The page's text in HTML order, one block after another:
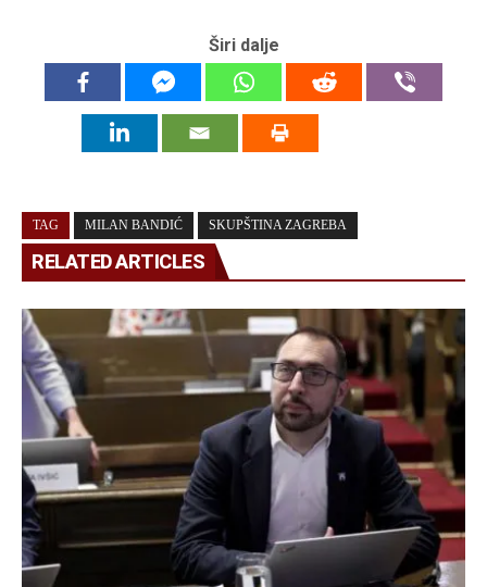
Širi dalje
TAG MILAN BANDIĆ SKUPŠTINA ZAGREBA
RELATED ARTICLES